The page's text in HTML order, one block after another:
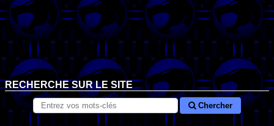
RECHERCHE SUR LE SITE
Chercher